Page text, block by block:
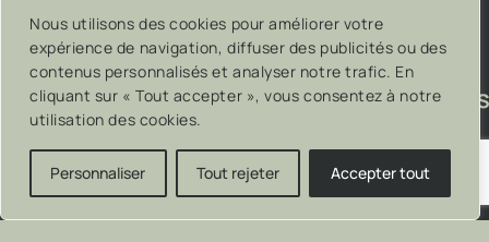
Nous utilisons des cookies pour améliorer votre
expérience de navigation, diffuser des publicités ou des
contenus personnalisés et analyser notre trafic. En
cliquant sur « Tout accepter », vous consentez à notre
utilisation des cookies.
Personnaliser Tout rejeter Accepter tout